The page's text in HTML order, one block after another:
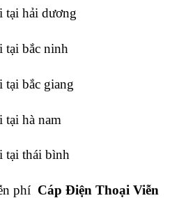
tại hải dương
tại bắc ninh
tại bắc giang
tại hà nam
tại thái bình
phí Cáp Điện Thoại Viễn